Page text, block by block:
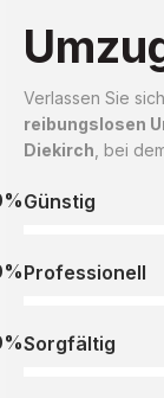
Verlassen Sie
reibungslosen
Diekirch , bei
Günstig
Professionell
Sorgfältig